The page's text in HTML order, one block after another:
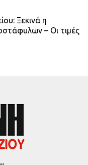
Ξεκινά η
– Οι τιμές